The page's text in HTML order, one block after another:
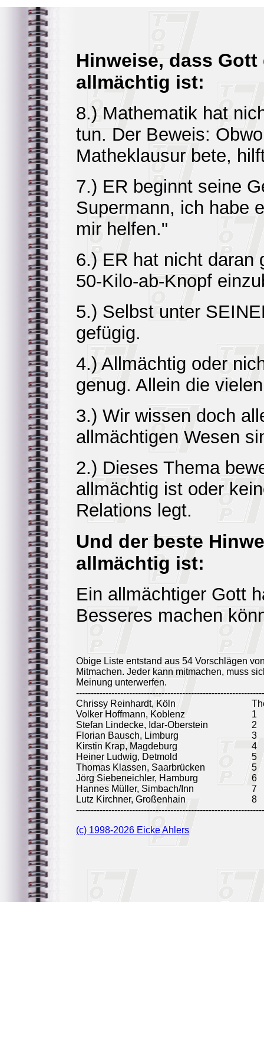
Hinweise, dass
allmächtig ist:
8.) Mathematik hat
tun. Der Beweis:
Matheklausur bete,
7.) ER beginnt seine
Supermann, ich habe
mir helfen."
6.) ER hat nicht daran
50-Kilo-ab-Knopf
5.) Selbst unter
gefügig.
4.) Allmächtig oder
genug. Allein die
3.) Wir wissen doch
allmächtigen Wesen
2.) Dieses Thema
allmächtig ist oder
Relations legt.
Und der beste
allmächtig ist:
Ein allmächtiger Gott
Besseres machen
Obige Liste entstand aus 54 Vorschlägen
Mitmachen. Jeder kann mitmachen, muss
Meinung unterwerfen.
Chrissy Reinhardt, Köln
Volker Hoffmann, Koblenz
1
Stefan Lindecke, Idar-Oberstein
2
Florian Bausch, Limburg
3
Kirstin Krap, Magdeburg
4
Heiner Ludwig, Detmold
5
Thomas Klassen, Saarbrücken
5
Jörg Siebeneichler, Hamburg
6
Hannes Müller, Simbach/Inn
7
Lutz Kirchner, Großenhain
8
(c) 1998-2026 Eicke Ahlers